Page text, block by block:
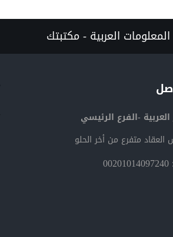
العربية - مكتبتك
-الفرع الرئيسي
متفرع من أخر الحلو